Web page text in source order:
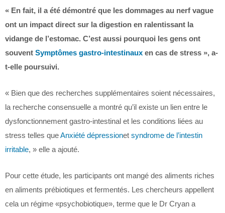
« En fait, il a été démontré que les dommages au nerf vague
ont un impact direct sur la digestion en ralentissant la
vidange de l’estomac. C’est aussi pourquoi les gens ont
souvent Symptômes gastro-intestinaux en cas de stress », a-
t-elle poursuivi.
« Bien que des recherches supplémentaires soient nécessaires,
la recherche consensuelle a montré qu’il existe un lien entre le
dysfonctionnement gastro-intestinal et les conditions liées au
stress telles queAnxiété dépressionet syndrome de l’intestin
irritable, » elle a ajouté.
Pour cette étude, les participants ont mangé des aliments riches
en aliments prébiotiques et fermentés. Les chercheurs appellent
cela un régime «psychobiotique», terme que le Dr Cryan a